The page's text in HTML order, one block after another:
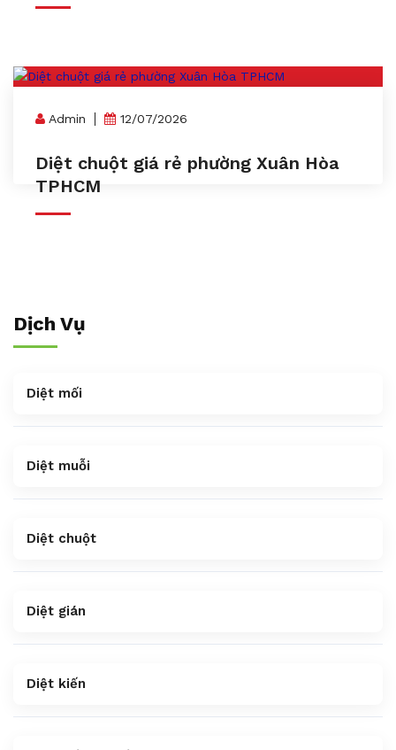
Admin 12/07/2026
Diệt chuột giá rẻ phường Xuân Hòa
TPHCM
Dịch Vụ
Diệt mối
Diệt muỗi
Diệt chuột
Diệt gián
Diệt kiến